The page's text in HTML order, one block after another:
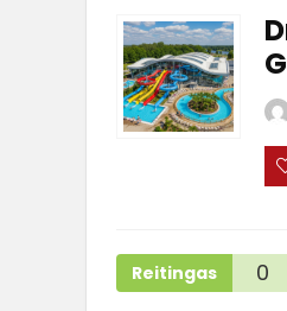
Reitingas 0